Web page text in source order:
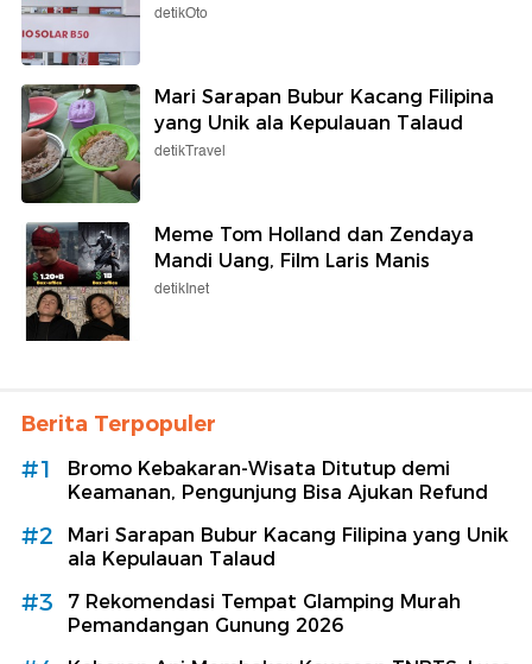
detikOto
Mari Sarapan Bubur Kacang Filipina
yang Unik ala Kepulauan Talaud
detikTravel
Meme Tom Holland dan Zendaya
Mandi Uang, Film Laris Manis
detikInet
Berita Terpopuler
#1
Bromo Kebakaran-Wisata Ditutup demi
Keamanan, Pengunjung Bisa Ajukan Refund
#2
Mari Sarapan Bubur Kacang Filipina yang Unik
ala Kepulauan Talaud
#3
7 Rekomendasi Tempat Glamping Murah
Pemandangan Gunung 2026